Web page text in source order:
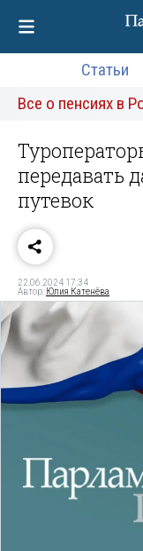
Статьи
Все о пенсиях в
передавать
путевок
22.06.2024 17:34
Автор: Юлия Катенёва